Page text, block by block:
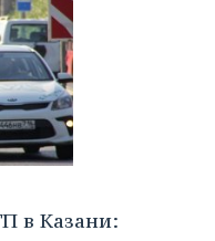
в Казани: